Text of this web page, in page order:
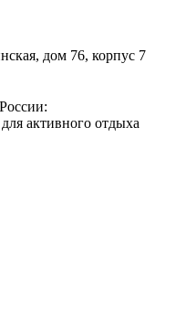
дом 76, корпус 7
активного отдыха